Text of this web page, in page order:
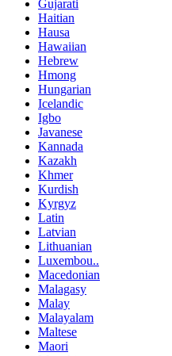
Gujarati
Haitian
Hausa
Hawaiian
Hebrew
Hmong
Hungarian
Icelandic
Igbo
Javanese
Kannada
Kazakh
Khmer
Kurdish
Kyrgyz
Latin
Latvian
Lithuanian
Luxembou..
Macedonian
Malagasy
Malay
Malayalam
Maltese
Maori